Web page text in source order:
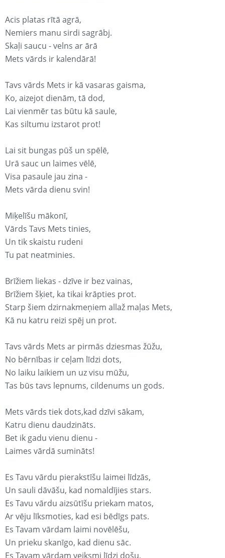
Acis platas rītā agrā,
Nemiers manu sirdi sagrābj.
Skaļi saucu - velns ar ārā
Mets vārds ir kalendārā!
Tavs vārds Mets ir kā vasaras gaisma,
Ko, aizejot dienām, tā dod,
Lai vienmēr tas būtu kā saule,
Kas siltumu izstarot prot!
Lai sit bungas pūš un spēlē,
Urā sauc un laimes vēlē,
Visa pasaule jau zina -
Mets vārda dienu svin!
Miķelīšu mākonī,
Vārds Tavs Mets tinies,
Un tik skaistu rudeni
Tu pat neatminies.
Brīžiem liekas - dzīve ir bez vainas,
Brīžiem šķiet, ka tikai krāpties prot.
Starp šiem dzirnakmeņiem allaž maļas Mets,
Kā nu katru reizi spēj un prot.
Tavs vārds Mets ar pirmās dziesmas žūžu,
No bērnības ir ceļam līdzi dots,
No laiku laikiem un uz visu mūžu,
Tas būs tavs lepnums, cildenums un gods.
Mets vārds tiek dots,kad dzīvi sākam,
Katru dienu daudzināts.
Bet ik gadu vienu dienu -
Laimes vārdā sumināts!
Es Tavu vārdu pierakstīšu laimei līdzās,
Un sauli dāvāšu, kad nomaldījies stars.
Es Tavu vārdu aizsūtīšu priekam matos,
Ar vēju līksmoties, kad esi bēdīgs pats.
Es Tavam vārdam laimi novēlēšu,
Un prieku skanīgo, kad dienu sāc.
Es Tavam vārdam veiksmi līdzi došu,